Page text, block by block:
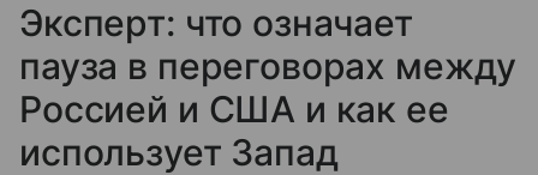
Эксперт: что означает
пауза в переговорах между
Россией и США и как ее
использует Запад